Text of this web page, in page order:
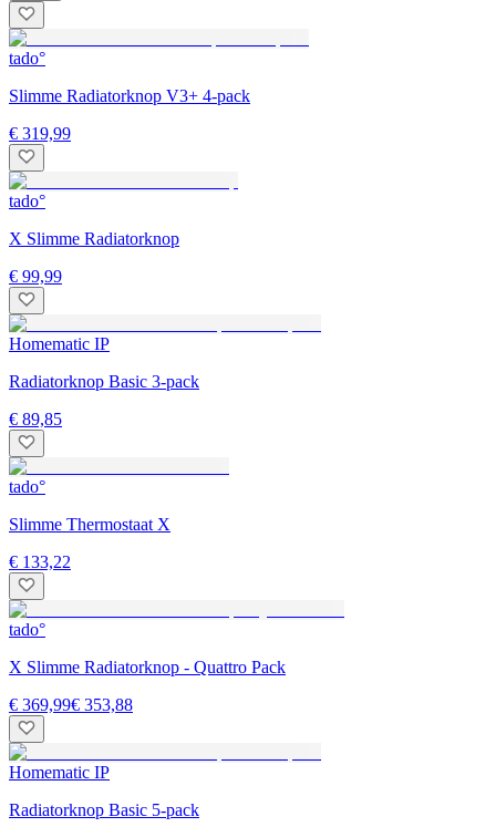
tado°
Slimme Radiatorknop V3+ 4-pack
€ 319,99
tado°
X Slimme Radiatorknop
€ 99,99
Homematic IP
Radiatorknop Basic 3-pack
€ 89,85
tado°
Slimme Thermostaat X
€ 133,22
tado°
X Slimme Radiatorknop - Quattro Pack
€ 369,99€ 353,88
Homematic IP
Radiatorknop Basic 5-pack